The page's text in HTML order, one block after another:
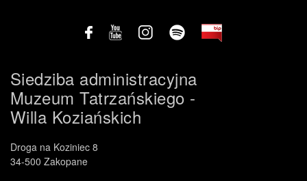
Siedziba administracyjna
Muzeum Tatrzańskiego -
Willa Koziańskich
Droga na Koziniec 8
34-500 Zakopane